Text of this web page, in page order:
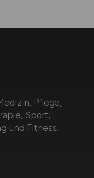
Pflege,
Sport,
und Fitness.